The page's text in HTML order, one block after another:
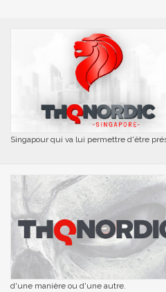
Singapour qui va lui permettre d'être
d'une manière ou d'une autre.